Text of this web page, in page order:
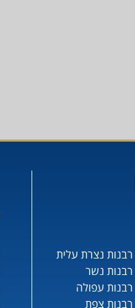
רבנות נצרת עלית
רבנות נשר
רבנות עפולה
רבנות צפת